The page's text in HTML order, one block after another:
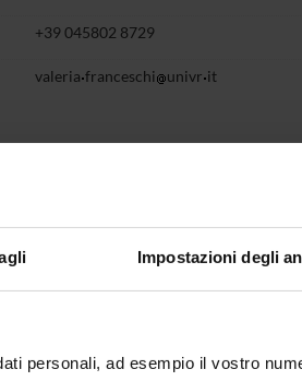
Impostazioni degli
personali, ad esempio il vostro
+39 045802 8729
valeria franceschi univr it
12 e 19 agosto è sospeso.